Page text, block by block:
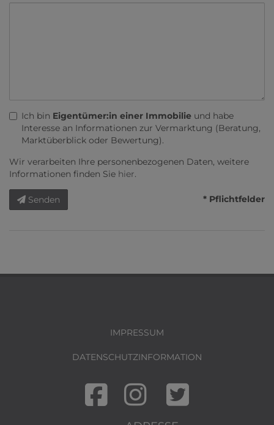
Ich bin Eigentümer:in einer Immobilie und habe
Interesse an Informationen zur Vermarktung (Beratung,
Marktüberblick oder Bewertung).
Wir verarbeiten Ihre personenbezogenen Daten, weitere
Informationen finden Sie hier.
Senden * Pflichtfelder
IMPRESSUM
DATENSCHUTZINFORMATION